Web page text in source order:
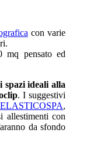
con varie
pensato ed
spazi ideali alla
. I suggestivi
ELASTICOSPA,
allestimenti con
da sfondo